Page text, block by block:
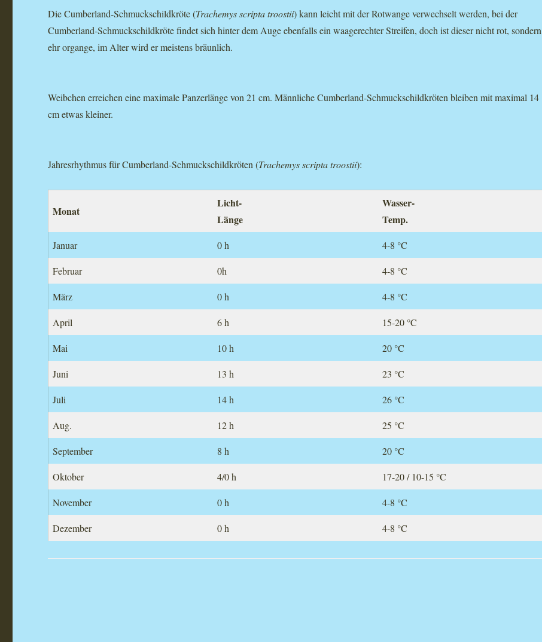
Die Cumberland-Schmuckschildkröte (Trachemys scripta troostii) kann leicht mit der Rotwange verwechselt werden, bei der
Cumberland-Schmuckschildkröte findet sich hinter dem Auge ebenfalls ein waagerechter Streifen, doch ist dieser nicht rot, sondern
ehr organge, im Alter wird er meistens bräunlich.
Weibchen erreichen eine maximale Panzerlänge von 21 cm. Männliche Cumberland-Schmuckschildkröten bleiben mit maximal 14
cm etwas kleiner.
Jahresrhythmus für Cumberland-Schmuckschildkröten (Trachemys scripta troostii):
Monat
Licht-
Länge
Wasser-
Temp.
Januar 0 h 4-8 °C
Februar 0h 4-8 °C
März 0 h 4-8 °C
April 6 h 15-20 °C
Mai 10 h 20 °C
Juni 13 h 23 °C
Juli 14 h 26 °C
Aug. 12 h 25 °C
September 8 h 20 °C
Oktober 4/0 h 17-20 / 10-15 °C
November 0 h 4-8 °C
Dezember 0 h 4-8 °C